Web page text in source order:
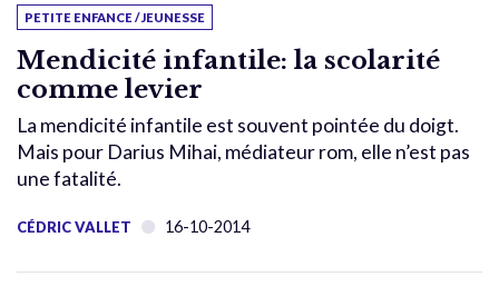
PETITE ENFANCE / JEUNESSE
Mendicité infantile: la scolarité
comme levier
La mendicité infantile est souvent pointée du doigt.
Mais pour Darius Mihai, médiateur rom, elle n’est pas
une fatalité.
CÉDRIC VALLET 16-10-2014